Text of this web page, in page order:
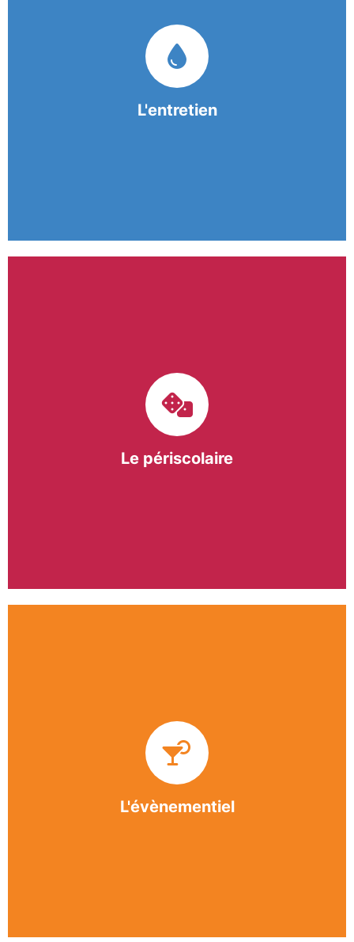
L'entretien
garantissent une prestation de nettoyage de
qualité.
Le périscolaire
bergeracois. A travers les Temps d’Activités
Périscolaires (TAP) et les Pauses Méridiennes, nous
apportons une réponse adaptée et individualisée
L'évènementiel
BASE apporte des solutions innovantes et
originales dans l’organisation des manifestations,
festivals, conventions, colloques et assemblées